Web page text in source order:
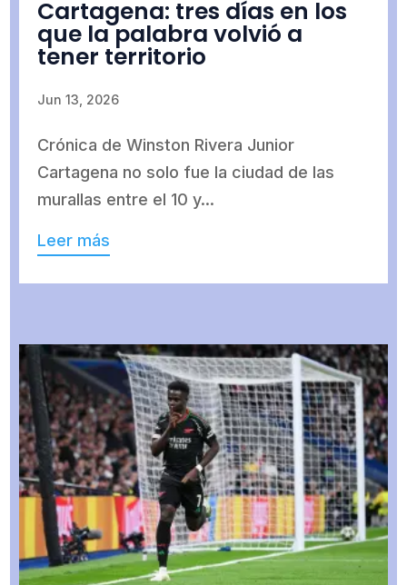
Cartagena: tres días en los
que la palabra volvió a
tener territorio
Jun 13, 2026
Crónica de Winston Rivera Junior
Cartagena no solo fue la ciudad de las
murallas entre el 10 y...
Leer más